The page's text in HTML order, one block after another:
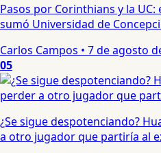
Pasos por Corinthians y la
sumó Universidad de
Carlos Campos • 7 de agosto
05
¿Se sigue despotenciando?
a otro jugador que partiría al